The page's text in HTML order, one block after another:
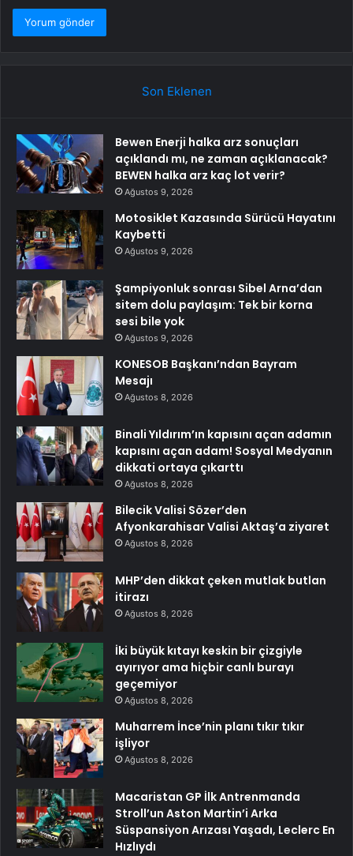
Son Eklenen
Bewen Enerji halka arz sonuçları
açıklandı mı, ne zaman açıklanacak?
BEWEN halka arz kaç lot verir?
Ağustos 9, 2026
Motosiklet Kazasında Sürücü Hayatını
Kaybetti
Ağustos 9, 2026
Şampiyonluk sonrası Sibel Arna’dan
sitem dolu paylaşım: Tek bir korna
sesi bile yok
Ağustos 9, 2026
KONESOB Başkanı’ndan Bayram
Mesajı
Ağustos 8, 2026
Binali Yıldırım’ın kapısını açan adamın
kapısını açan adam! Sosyal Medyanın
dikkati ortaya çıkarttı
Ağustos 8, 2026
Bilecik Valisi Sözer’den
Afyonkarahisar Valisi Aktaş’a ziyaret
Ağustos 8, 2026
MHP’den dikkat çeken mutlak butlan
itirazı
Ağustos 8, 2026
İki büyük kıtayı keskin bir çizgiyle
ayırıyor ama hiçbir canlı burayı
geçemiyor
Ağustos 8, 2026
Muharrem İnce’nin planı tıkır tıkır
işliyor
Ağustos 8, 2026
Macaristan GP İlk Antrenmanda
Stroll’un Aston Martin’i Arka
Süspansiyon Arızası Yaşadı, Leclerc En
Hızlıydı